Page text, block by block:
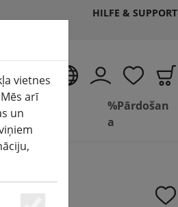
HILFE & SUPPORT
LV
Vannas
istaba
%Pārdošan
a
vietnes
arī
un